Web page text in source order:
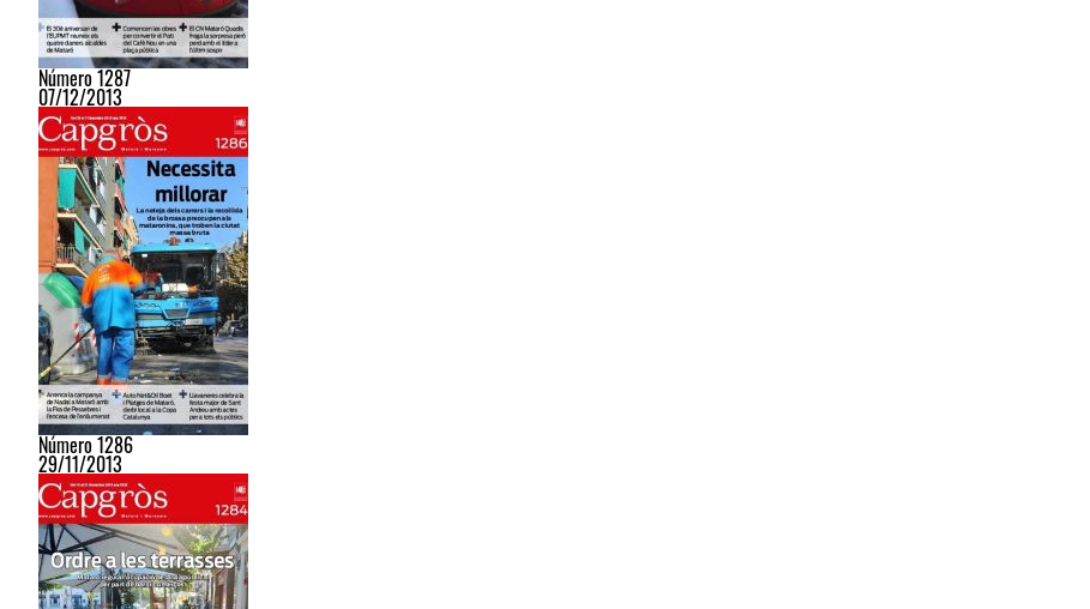
Número 1287
07/12/2013
Número 1286
29/11/2013